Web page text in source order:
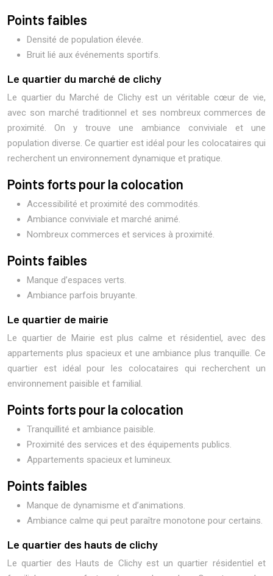
Points faibles
Densité de population élevée.
Bruit lié aux événements sportifs.
Le quartier du marché de clichy
Le quartier du Marché de Clichy est un véritable cœur de vie,
avec son marché traditionnel et ses nombreux commerces de
proximité. On y trouve une ambiance conviviale et une
population diverse. Ce quartier est idéal pour les colocataires qui
recherchent un environnement dynamique et pratique.
Points forts pour la colocation
Accessibilité et proximité des commodités.
Ambiance conviviale et marché animé.
Nombreux commerces et services à proximité.
Points faibles
Manque d’espaces verts.
Ambiance parfois bruyante.
Le quartier de mairie
Le quartier de Mairie est plus calme et résidentiel, avec des
appartements plus spacieux et une ambiance plus tranquille. Ce
quartier est idéal pour les colocataires qui recherchent un
environnement paisible et familial.
Points forts pour la colocation
Tranquillité et ambiance paisible.
Proximité des services et des équipements publics.
Appartements spacieux et lumineux.
Points faibles
Manque de dynamisme et d’animations.
Ambiance calme qui peut paraître monotone pour certains.
Le quartier des hauts de clichy
Le quartier des Hauts de Clichy est un quartier résidentiel et